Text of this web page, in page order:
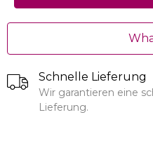
Schnelle Lieferung
Wir garantieren eine
Lieferung.